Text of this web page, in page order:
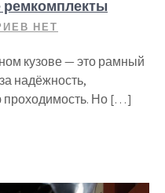
ремкомплекты
НЕТ
кузове — это рамный
надёжность,
проходимость. Но […]